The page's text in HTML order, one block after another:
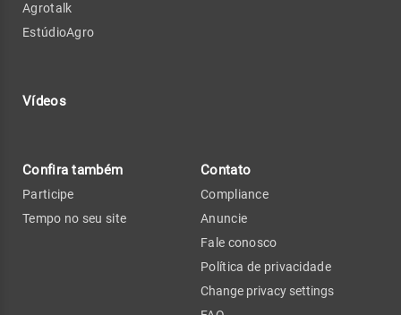
Agrotalk
EstúdioAgro
Vídeos
Confira também
Participe
Tempo no seu site
Contato
Compliance
Anuncie
Fale conosco
Política de privacidade
Change privacy settings